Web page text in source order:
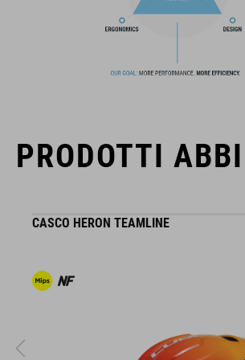
qualità, sempre basati sui trend attuali.
PRODOTTI
CASCO HERON TEAMLINE